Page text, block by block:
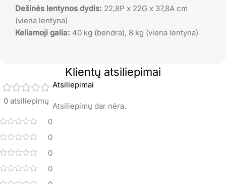
Dešinės lentynos dydis: 22,8P x 22G x 37,8A cm
(viena lentyna)
Keliamoji galia: 40 kg (bendra), 8 kg (viena lentyna)
Klientų atsiliepimai
0 atsiliepimų
0
0
0
0
Atsiliepimai
Atsiliepimų dar nėra.